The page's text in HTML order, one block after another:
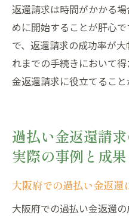
返還請求は時間がかかる
めに開始することが肝心
で、返還請求の成功率が
れまでの手続きにおいて
金返還請求に役立てること
過払い金返還請
実際の事例と成果
大阪府での過払い金返還
大阪府での過払い金返還